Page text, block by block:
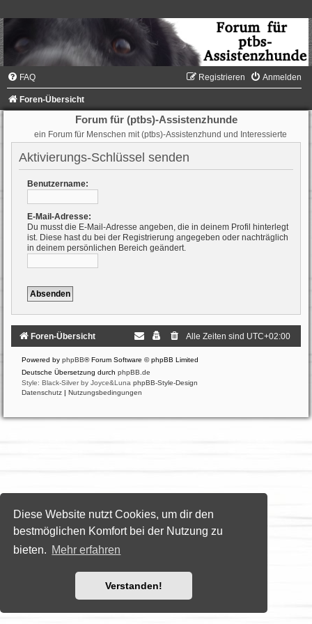
Diese Website nutzt Cookies, um dir den
bestmöglichen Komfort bei der Nutzung zu
bieten. Mehr erfahren
Verstanden!
FAQ Anmelden
Registrieren
Foren-Übersicht
Forum für (ptbs)-Assistenzhunde
ein Forum für Menschen mit (ptbs)-Assistenzhund und Interessierte
Aktivierungs-Schlüssel senden
Benutzername:
E-Mail-Adresse:
Du musst die E-Mail-Adresse angeben, die in deinem Profil hinterlegt
ist. Diese hast du bei der Registrierung angegeben oder nachträglich
in deinem persönlichen Bereich geändert.
Foren-Übersicht Alle Zeiten sind UTC+02:00
Powered by phpBB® Forum Software © phpBB Limited
Deutsche Übersetzung durch phpBB.de
Style: Black-Silver by Joyce&Luna phpBB-Style-Design
Datenschutz | Nutzungsbedingungen